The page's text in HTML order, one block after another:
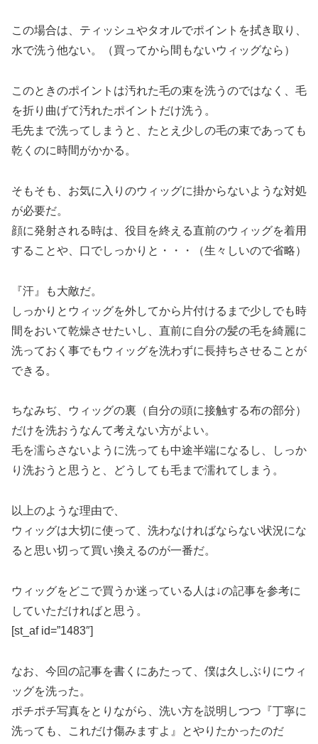
この場合は、ティッシュやタオルでポイントを拭き取り、
水で洗う他ない。（買ってから間もないウィッグなら）
このときのポイントは汚れた毛の束を洗うのではなく、毛
を折り曲げて汚れたポイントだけ洗う。
毛先まで洗ってしまうと、たとえ少しの毛の束であっても
乾くのに時間がかかる。
そもそも、お気に入りのウィッグに掛からないような対処
が必要だ。
顔に発射される時は、役目を終える直前のウィッグを着用
することや、口でしっかりと・・・（生々しいので省略）
『汗』も大敵だ。
しっかりとウィッグを外してから片付けるまで少しでも時
間をおいて乾燥させたいし、直前に自分の髪の毛を綺麗に
洗っておく事でもウィッグを洗わずに長持ちさせることが
できる。
ちなみぢ、ウィッグの裏（自分の頭に接触する布の部分）
だけを洗おうなんて考えない方がよい。
毛を濡らさないように洗っても中途半端になるし、しっか
り洗おうと思うと、どうしても毛まで濡れてしまう。
以上のような理由で、
ウィッグは大切に使って、洗わなければならない状況にな
ると思い切って買い換えるのが一番だ。
ウィッグをどこで買うか迷っている人は↓の記事を参考に
していただければと思う。
[st_af id=”1483″]
なお、今回の記事を書くにあたって、僕は久しぶりにウィ
ッグを洗った。
ポチポチ写真をとりながら、洗い方を説明しつつ『丁寧に
洗っても、これだけ傷みますよ』とやりたかったのだ